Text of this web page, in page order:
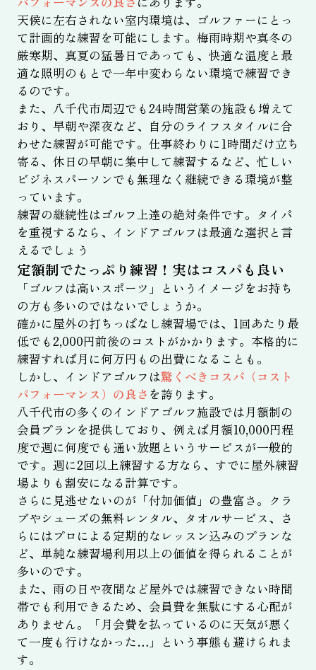
天候に左右されない室内環境は、ゴルファーにとっ
て計画的な練習を可能にします。梅雨時期や真冬の
厳寒期、真夏の猛暑日であっても、快適な温度と最
適な照明のもとで一年中変わらない環境で練習でき
るのです。
また、八千代市周辺でも24時間営業の施設も増えて
おり、早朝や深夜など、自分のライフスタイルに合
わせた練習が可能です。仕事終わりに1時間だけ立ち
寄る、休日の早朝に集中して練習するなど、忙しい
ビジネスパーソンでも無理なく継続できる環境が整
っています。
練習の継続性はゴルフ上達の絶対条件です。タイパ
を重視するなら、インドアゴルフは最適な選択と言
えるでしょう
定額制でたっぷり練習！実はコスパも良い
「ゴルフは高いスポーツ」というイメージをお持ち
の方も多いのではないでしょうか。
確かに屋外の打ちっぱなし練習場では、1回あたり最
低でも2,000円前後のコストがかかります。本格的に
練習すれば月に何万円もの出費になることも。
しかし、インドアゴルフは驚くべきコスパ（コスト
パフォーマンス）の良さ を誇ります。
八千代市の多くのインドアゴルフ施設では月額制の
会員プランを提供しており、例えば月額10,000円程
度で週に何度でも通い放題というサービスが一般的
です。週に2回以上練習する方なら、すでに屋外練習
場よりも割安になる計算です。
さらに見逃せないのが「付加価値」の豊富さ。クラ
ブやシューズの無料レンタル、タオルサービス、さ
らにはプロによる定期的なレッスン込みのプランな
ど、単純な練習場利用以上の価値を得られることが
多いのです。
また、雨の日や夜間など屋外では練習できない時間
帯でも利用できるため、会員費を無駄にする心配が
ありません。「月会費を払っているのに天気が悪く
て一度も行けなかった…」という事態も避けられま
す。